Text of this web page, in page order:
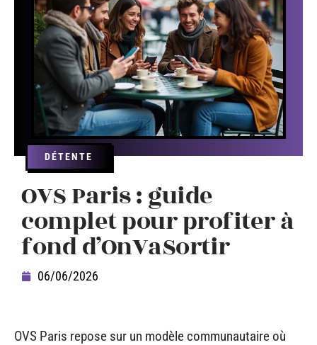
DÉTENTE
OVS Paris : guide
complet pour profiter à
fond d’OnVaSortir
06/06/2026
OVS Paris repose sur un modèle communautaire où